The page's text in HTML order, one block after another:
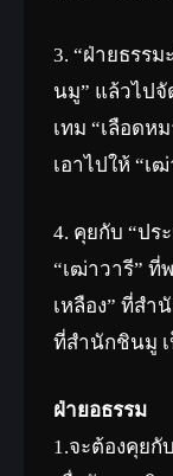
3. “ฝ่ายธรรม
นมู” แล้วไปจั
เทม “เลือดห
เอาไปให้ “เ
4. คุยกับ “ป
“เฒ่าวารี” ที่
เหลือง” ที่สำ
ที่สำนักชินมู
ฝ่ายอธรรม
1.จะต้องคุยกั